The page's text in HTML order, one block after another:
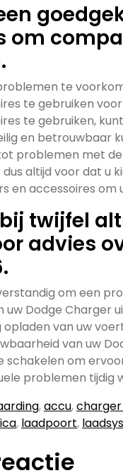
om
te
te gebruiken
te gebruiken,
en betrouwbaar
problemen met
altijd voor dat u
en accessoires om
twijfel
advies
om een
Dodge Charger
van uw
van uw
schakelen om
problemen tijdig
,accu,
, laadpoort,